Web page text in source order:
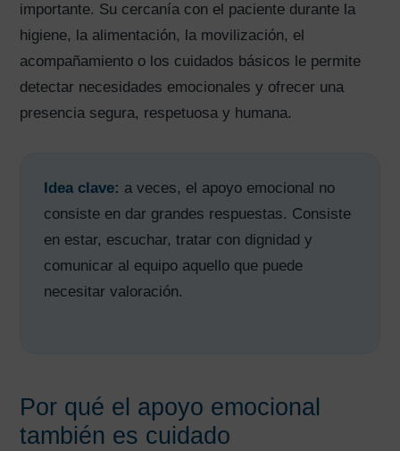
importante. Su cercanía con el paciente durante la
higiene, la alimentación, la movilización, el
acompañamiento o los cuidados básicos le permite
detectar necesidades emocionales y ofrecer una
presencia segura, respetuosa y humana.
Idea clave: a veces, el apoyo emocional no
consiste en dar grandes respuestas. Consiste
en estar, escuchar, tratar con dignidad y
comunicar al equipo aquello que puede
necesitar valoración.
Por qué el apoyo emocional
también es cuidado